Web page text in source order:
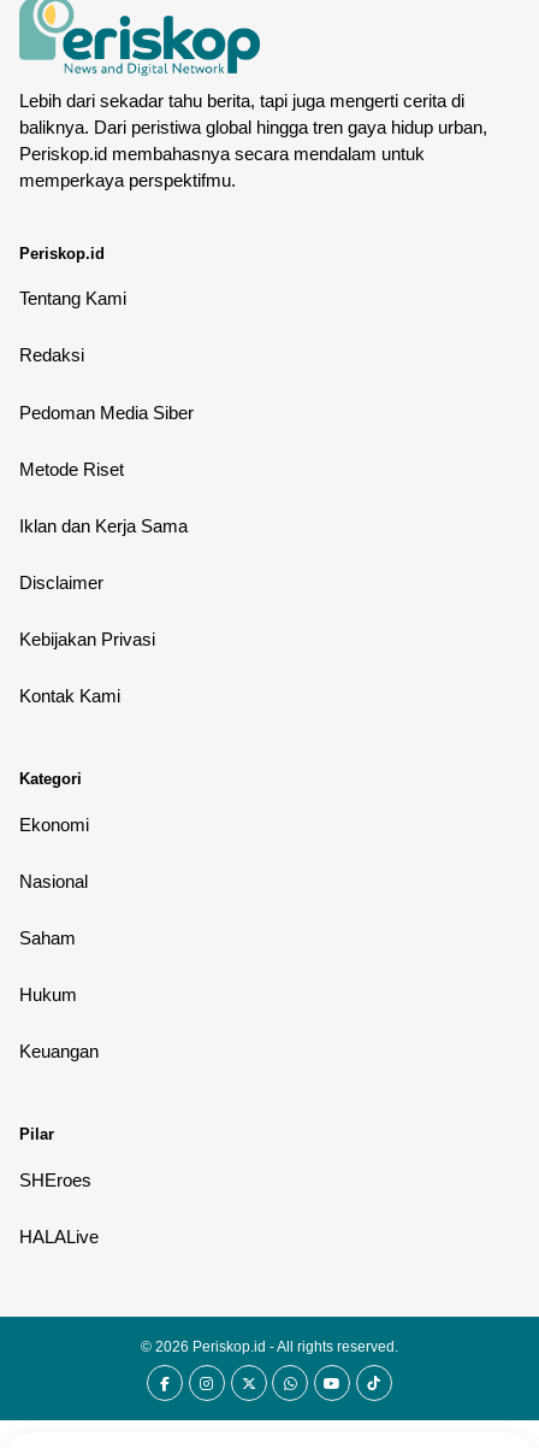
Lebih dari sekadar tahu berita, tapi juga mengerti cerita di
baliknya. Dari peristiwa global hingga tren gaya hidup urban,
Periskop.id membahasnya secara mendalam untuk
memperkaya perspektifmu.
Periskop.id
Tentang Kami
Redaksi
Pedoman Media Siber
Metode Riset
Iklan dan Kerja Sama
Disclaimer
Kebijakan Privasi
Kontak Kami
Kategori
Ekonomi
Nasional
Saham
Hukum
Keuangan
Pilar
SHEroes
HALALive
© 2026 Periskop.id - All rights reserved.